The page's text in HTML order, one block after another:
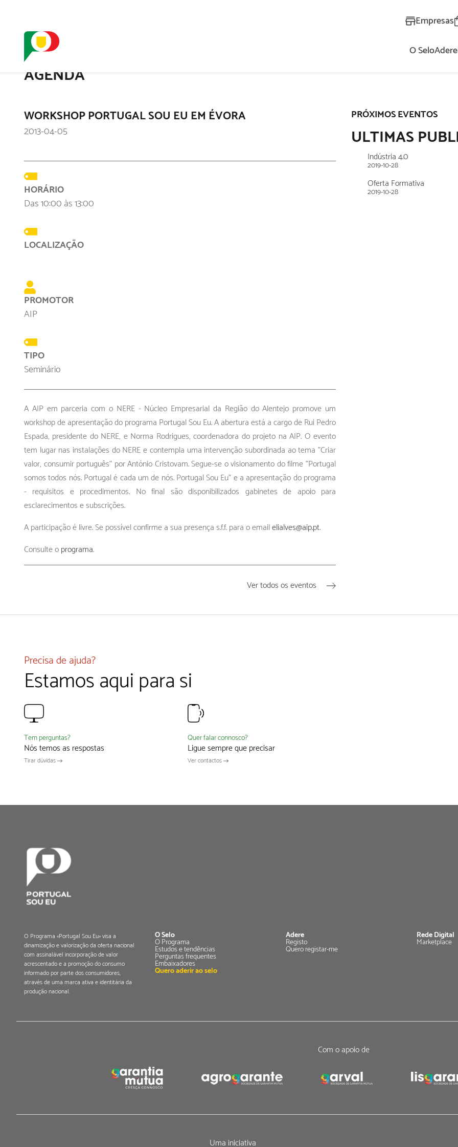
Empresas
O SeloAdere
AGENDA
WORKSHOP PORTUGAL SOU EU EM ÉVORA
2013-04-05
HORÁRIO
Das 10:00 às 13:00
LOCALIZAÇÃO
PROMOTOR
AIP
TIPO
Seminário
A AIP em parceria com o NERE - Núcleo Empresarial da Região do Alentejo promove um
workshop de apresentação do programa Portugal Sou Eu. A abertura está a cargo de Rui Pedro
Espada, presidente do NERE, e Norma Rodrigues, coordenadora do projeto na AIP. O evento
tem lugar nas instalações do NERE e contempla uma intervenção subordinada ao tema "Criar
valor, consumir português" por António Cristovam. Segue-se o visionamento do filme "Portugal
somos todos nós. Portugal é cada um de nós. Portugal Sou Eu" e a apresentação do programa
- requisitos e procedimentos. No final são disponibilizados gabinetes de apoio para
esclarecimentos e subscrições.
A participação é livre. Se possível confirme a sua presença s.f.f. para o emailelialves@aip.pt.
Consulte oprograma.
Ver todos os eventos
PRÓXIMOS EVENTOS
ULTIMAS
Indústria 4.0
2019-10-28
Oferta Formativa
2019-10-28
Precisa de ajuda?
Estamos aqui para si
Tem perguntas?
Nós temos as respostas
Tirar dúvidas
Quer falar connosco?
Ligue sempre que precisar
Ver contactos
O Programa «Portugal Sou Eu» visa a
dinamização e valorização da oferta nacional
com assinalável incorporação de valor
acrescentado e a promoção do consumo
informado por parte dos consumidores,
através de uma marca ativa e identitária da
produção nacional.
O Selo
O Programa
Estudos e tendências
Perguntas frequentes
Embaixadores
Quero aderir ao selo
Adere
Registo
Quero registar-me
Rede Digital
Marketplace
Com o apoio de
Uma iniciativa